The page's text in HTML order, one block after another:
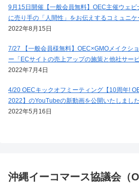
9月15日開催【一般会員無料】OEC主催ウェ
に売り手の「人間性」をお伝えするコミュニケ
2022年8月15日
7/27 【一般会員様無料】OEC×GMOメイクシ
ー「ECサイトの売上アップの施策と他社サー
2022年7月4日
4/20 OECキックオフミーティング【10周年! OECキックオフミーティング
2022】のYouTubeの新動画を公開いたしました
2022年5月16日
沖縄イーコマース協議会（